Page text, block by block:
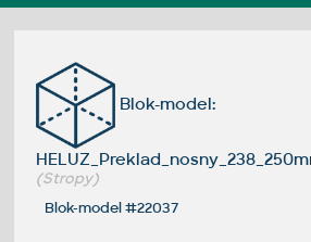
Blok-model:
(Stropy)
Blok-model #22037